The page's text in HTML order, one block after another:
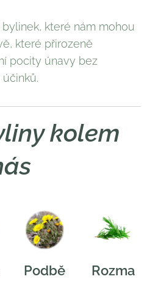
které nám mohou
které přirozeně
pocity únavy bez
kolem
Podbě
Rozma